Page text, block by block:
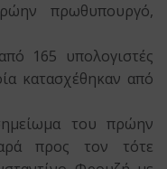
πρωθυπουργό,
165 υπολογιστές
κατασχέθηκαν από
του πρώην
προς τον τότε